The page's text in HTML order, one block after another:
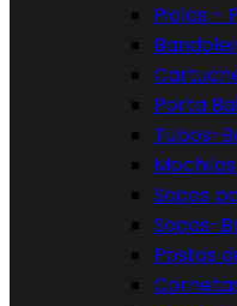
Piolas -
Porta
Tubos-
Sacos
Sacos-
Postos